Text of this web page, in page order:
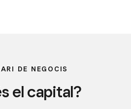
DE NEGOCIS
el capital?